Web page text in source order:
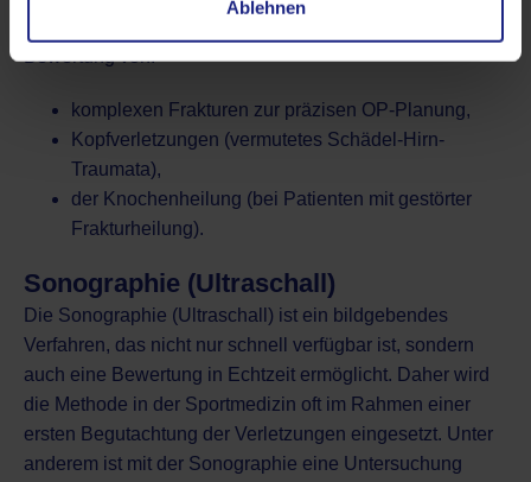
Ablehnen
Bewertung von:
komplexen Frakturen zur präzisen OP-Planung,
Kopfverletzungen (vermutetes Schädel-Hirn-
Traumata),
der Knochenheilung (bei Patienten mit gestörter
Frakturheilung).
Sonographie (Ultraschall)
Die Sonographie (Ultraschall) ist ein bildgebendes
Verfahren, das nicht nur schnell verfügbar ist, sondern
auch eine Bewertung in Echtzeit ermöglicht. Daher wird
die Methode in der Sportmedizin oft im Rahmen einer
ersten Begutachtung der Verletzungen eingesetzt. Unter
anderem ist mit der Sonographie eine Untersuchung